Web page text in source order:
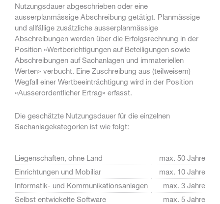
Nutzungsdauer abgeschrieben oder eine
ausserplanmässige Abschreibung getätigt. Planmässige
und allfällige zusätzliche ausserplanmässige
Abschreibungen werden über die Erfolgsrechnung in der
Position «Wertberichtigungen auf Beteiligungen sowie
Abschreibungen auf Sachanlagen und immateriellen
Werten» verbucht. Eine Zuschreibung aus (teilweisem)
Wegfall einer Wertbeeinträchtigung wird in der Position
«Ausserordentlicher Ertrag» erfasst.
Die geschätzte Nutzungsdauer für die einzelnen
Sachanlagekategorien ist wie folgt:
Liegenschaften, ohne Land
max. 50 Jahre
Einrichtungen und Mobiliar
max. 10 Jahre
Informatik- und Kommunikationsanlagen
max. 3 Jahre
Selbst entwickelte Software
max. 5 Jahre